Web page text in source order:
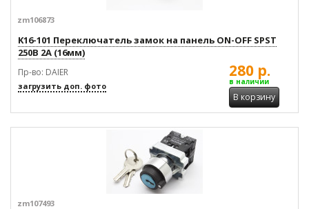
zm106873
K16-101 Переключатель замок на панель ON-OFF SPST
250В 2А (16мм)
Пр-во: DAIER
загрузить доп. фото
280 р.
в наличии
В корзину
zm107493